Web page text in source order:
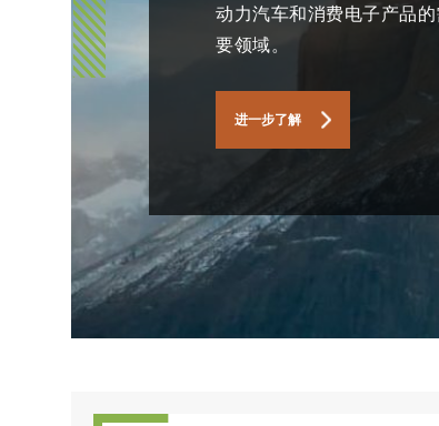
动力汽车和消费电子产品
要领域。
进一步了解